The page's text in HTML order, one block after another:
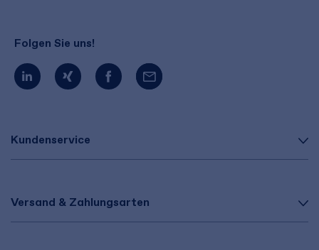
Kundenservice
Versand & Zahlungsarten
Folgen Sie uns!